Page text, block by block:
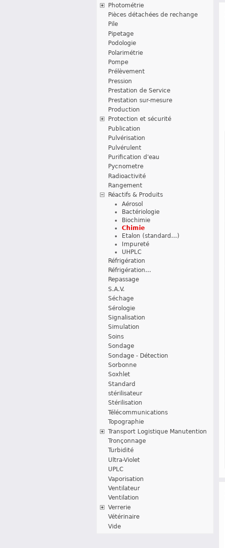
Photométrie
Pièces détachées de rechange
Pile
Pipetage
Podologie
Polarimétrie
Pompe
Prélèvement
Pression
Prestation de Service
Prestation sur-mesure
Production
Protection et sécurité
Publication
Pulvérisation
Pulvérulent
Purification d'eau
Pycnometre
Radioactivité
Rangement
Réactifs & Produits
Aérosol
Bactériologie
Biochimie
Chimie
Etalon (standard...)
Impureté
UHPLC
Réfrigération
Réfrigération...
Repassage
S.A.V.
Séchage
Sérologie
Signalisation
Simulation
Soins
Sondage
Sondage - Détection
Sorbonne
Soxhlet
Standard
stérilisateur
Stérilisation
Télécommunications
Topographie
Transport Logistique Manutention
Tronçonnage
Turbidité
Ultra-Violet
UPLC
Vaporisation
Ventilateur
Ventilation
Verrerie
Vétérinaire
Vide